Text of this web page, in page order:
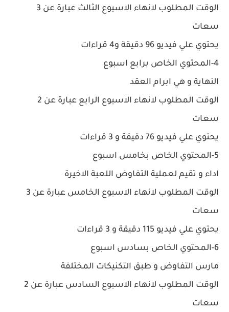
الوقت المطلوب لانهاء الاسبوع الثالث عبارة عن 3
سعات
يحتوي علي فيديو 96 دقيقة و4 قراءات
4-المحتوي الخاص برابع اسبوع
النهاية و هي ابرام العقد
الوقت المطلوب لانهاء الاسبوع الرابع عبارة عن 2
سعات
يحتوي علي فيديو 76 دقيقة و 3 قراءات
5-المحتوي الخاص بخامس اسبوع
اداء و تقيم لعملية التفاوض اللعبة الاخيرة
الوقت المطلوب لانهاء الاسبوع الخامس عبارة عن 3
سعات
يحتوي علي فيديو 115 دقيقة و 3 قراءات
6-المحتوي الخاص بسادس اسبوع
مارس التفاوض و طبق التكنيكات المختلفة
الوقت المطلوب لانهاء الاسبوع السادس عبارة عن 2
سعات